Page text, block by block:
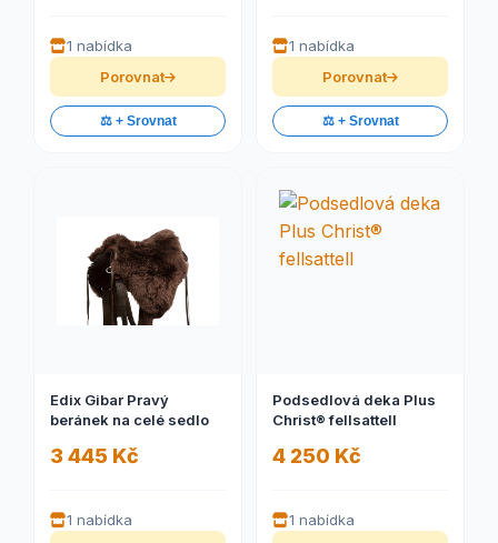
1 nabídka
Porovnat
⚖️ + Srovnat
1 nabídka
Porovnat
⚖️ + Srovnat
Edix Gibar Pravý
beránek na celé sedlo
3 445 Kč
1 nabídka
Podsedlová deka Plus
Christ® fellsattell
4 250 Kč
1 nabídka